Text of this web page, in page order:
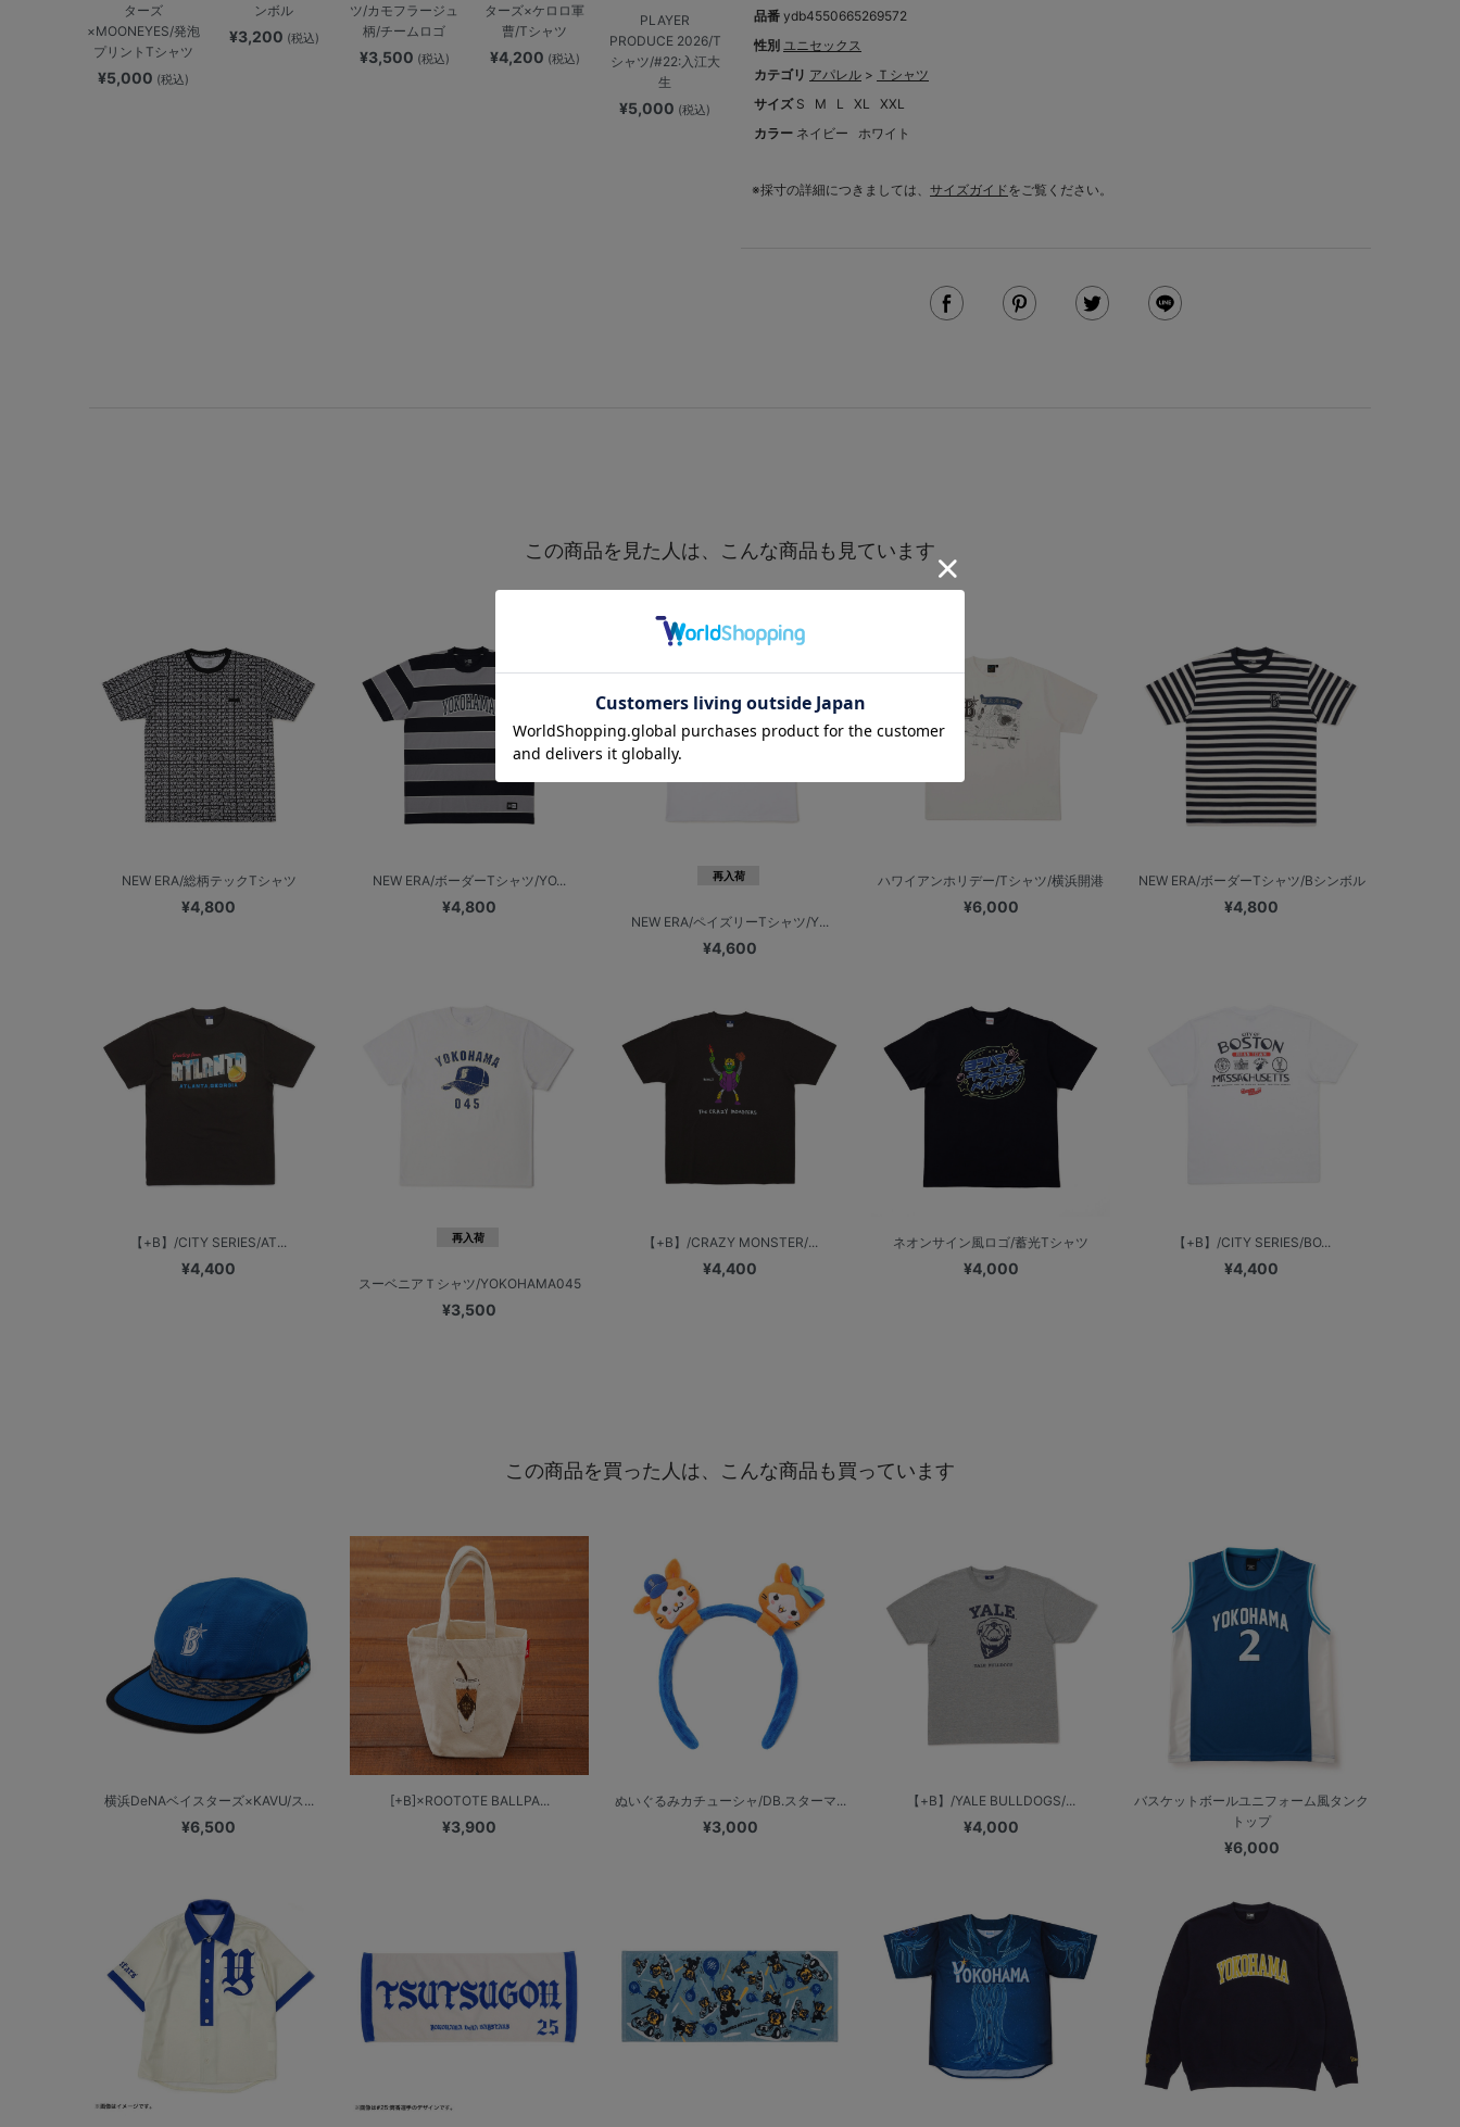
ターズ
×MOONEYES/発泡
プリントTシャツ
¥5,000 (税込)
ンボル
¥3,200 (税込)
ツ/カモフラージュ
柄/チームロゴ
¥3,500 (税込)
ターズ×ケロロ軍
曹/Tシャツ
¥4,200 (税込)
PLAYER
PRODUCE 2026/T
シャツ/#22:入江大
生
¥5,000 (税込)
品番 ydb4550665269572
性別 ユニセックス
カテゴリ アパレル > Ｔシャツ
サイズ S M L XL
XXL
カラー ネイビー ホワイト
※採寸の詳細につきましては、 サイズガイドをご覧ください。
この商品を見た人は、こんな商品も見ています
NEW ERA/総柄テックTシャツ
¥4,800
NEW ERA/ボーダーTシャツ/YO...
¥4,800
再入荷
NEW ERA/ペイズリーTシャツ/Y...
¥4,600
ハワイアンホリデー/Tシャツ/横浜開港
¥6,000
NEW ERA/ボーダーTシャツ/Bシンボル
¥4,800
【+B】/CITY SERIES/AT...
¥4,400
再入荷
スーベニアＴシャツ/YOKOHAMA045
¥3,500
【+B】/CRAZY MONSTER/...
¥4,400
ネオンサイン風ロゴ/蓄光Tシャツ
¥4,000
【+B】/CITY SERIES/BO...
¥4,400
この商品を買った人は、こんな商品も買っています
横浜DeNAベイスターズ×KAVU/ス...
¥6,500
[+B]×ROOTOTE BALLPA...
¥3,900
ぬいぐるみカチューシャ/DB.スターマ...
¥3,000
【+B】/YALE BULLDOGS/...
¥4,000
バスケットボールユニフォーム風タンク
トップ
¥6,000